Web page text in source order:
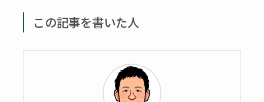
この記事を書いた人